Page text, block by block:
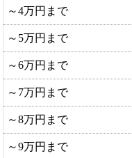
～4万円まで
～5万円まで
～6万円まで
～7万円まで
～8万円まで
～9万円まで